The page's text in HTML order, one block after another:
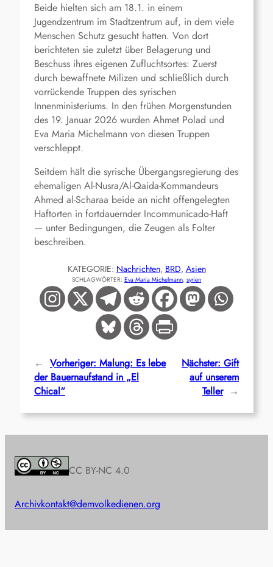
Beide hielten sich am 18.1. in einem
Jugendzentrum im Stadtzentrum auf, in dem viele
Menschen Schutz gesucht hatten. Von dort
berichteten sie zuletzt über Belagerung und
Beschuss ihres eigenen Zufluchtsortes: Zuerst
durch bewaffnete Milizen und schließlich durch
vorrückende Truppen des syrischen
Innenministeriums. In den frühen Morgenstunden
des 19. Januar 2026 wurden Ahmet Polad und
Eva Maria Michelmann von diesen Truppen
verschleppt.
Seitdem hält die syrische Übergangsregierung des
ehemaligen Al-Nusra/Al-Qaida-Kommandeurs
Ahmed al-Scharaa beide an nicht offengelegten
Haftorten in fortdauernder Incommunicado-Haft
— unter Bedingungen, die Zeugen als Folter
beschreiben.
KATEGORIE: Nachrichten, BRD, Asien
SCHLAGWÖRTER: Eva Maria Michelmann, syrien
← Vorheriger: Malung: Es lebe
der Bauernaufstand in „El
Chical“
Nächster: Gift
auf unserem
Teller →
CC BY-NC 4.0
Archivkontakt@demvolkedienen.org